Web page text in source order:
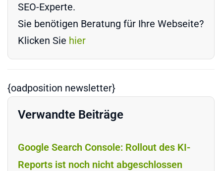
SEO-Experte.
Sie benötigen Beratung für Ihre Webseite?
Klicken Sie hier
{oadposition newsletter}
Verwandte Beiträge
Google Search Console: Rollout des KI-
Reports ist noch nicht abgeschlossen